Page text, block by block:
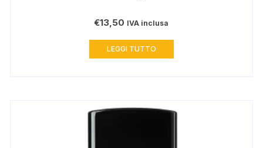
€13,50 IVA inclusa
LEGGI TUTTO